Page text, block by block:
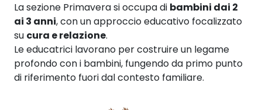
La sezione Primavera si occupa di bambini dai 2
ai 3 anni, con un approccio educativo focalizzato
su cura e relazione.
Le educatrici lavorano per costruire un legame
profondo con i bambini, fungendo da primo punto
di riferimento fuori dal contesto familiare.